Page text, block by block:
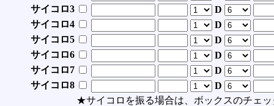
サイコロ3
D
サイコロ4
D
サイコロ5
D
サイコロ6
D
サイコロ7
D
サイコロ8
D
★サイコロを振る場合は、ボックスのチェッ